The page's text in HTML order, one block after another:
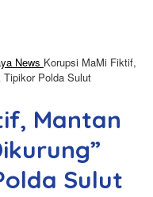
News Korupsi MaMi Fiktif,
Polda Sulut
Mantan
Sulut